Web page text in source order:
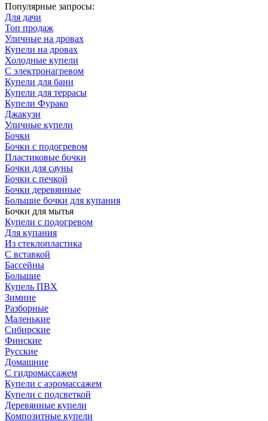
Популярные запросы:
Для дачи
Топ продаж
Уличные на дровах
Купели на дровах
Холодные купели
С электронагревом
Купели для бани
Купели для террасы
Купели Фурако
Джакузи
Уличные купели
Бочки
Бочки с подогревом
Пластиковые бочки
Бочки для сауны
Бочки с печкой
Бочки деревянные
Большие бочки для купания
Бочки для мытья
Купели с подогревом
Для купания
Из стеклопластика
С вставкой
Бассейны
Большие
Купель ПВХ
Зимние
Разборные
Маленькие
Сибирские
Финские
Русские
Домашние
С гидромассажем
Купели с аэромассажем
Купели с подсветкой
Деревянные купели
Композитные купели